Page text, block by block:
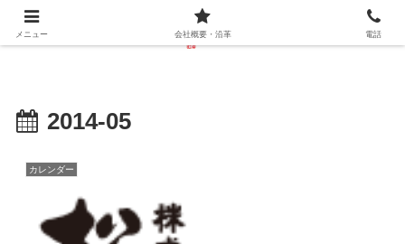
2014-05
カレンダー
メニュー 会社概要・沿革 電話